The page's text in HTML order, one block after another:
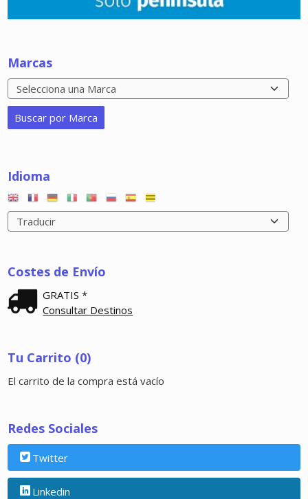
Marcas
Idioma
Costes de Envío
GRATIS *
Consultar Destinos
Tu Carrito (0)
El carrito de la compra está vacío
Redes Sociales
Twitter
Linkedin